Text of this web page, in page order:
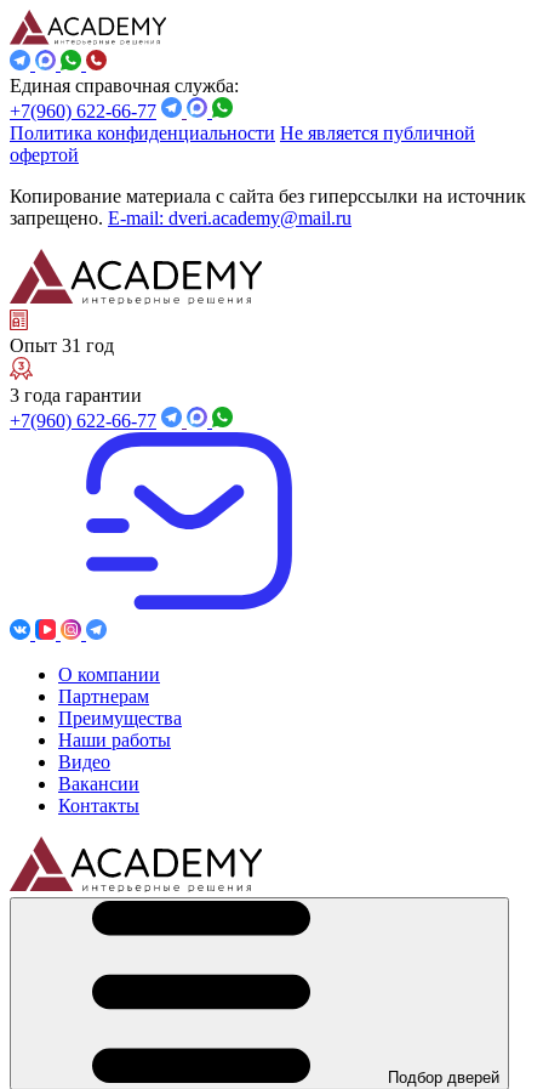
Единая справочная служба:
+7(960) 622-66-77
Политика конфиденциальности Не является публичной
офертой
Копирование материала с сайта без гиперссылки на источник
запрещено. E-mail: dveri.academy@mail.ru
Опыт 31 год
3 года гарантии
+7(960) 622-66-77
О компании
Партнерам
Преимущества
Наши работы
Видео
Вакансии
Контакты
Подбор дверей